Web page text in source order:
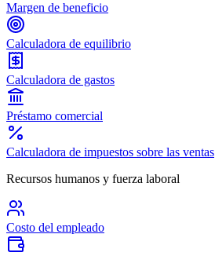
Margen de beneficio
Calculadora de equilibrio
Calculadora de gastos
Préstamo comercial
Calculadora de impuestos sobre las ventas
Recursos humanos y fuerza laboral
Costo del empleado